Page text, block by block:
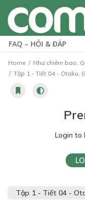
FAQ – HỎI & ĐÁP
Home
Như chiêm bao,
Tập 1 - Tiết 04 - Otaku,
Login to